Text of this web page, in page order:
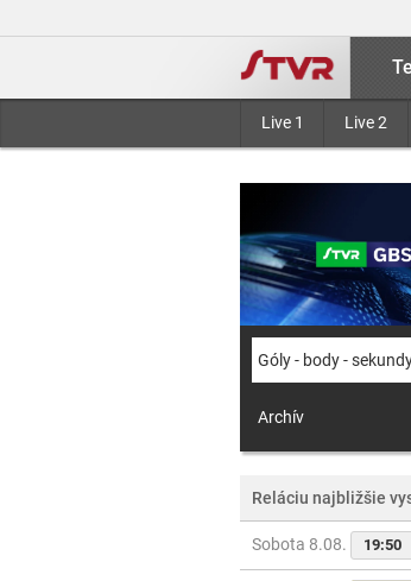
Live 1 Live 2
Góly - body -
Archív
Reláciu najbližšie
Sobota 8.08. 19:50